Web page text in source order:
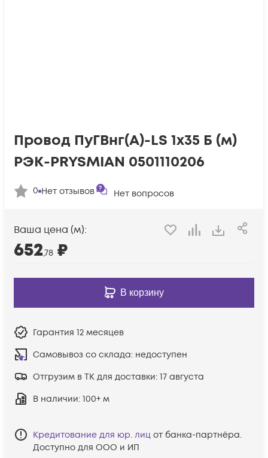
Провод ПуГВнг(А)-LS 1х35 Б (м)
РЭК-PRYSMIAN 0501110206
0 Нет отзывов Нет вопросов
Ваша цена (м):
652,78 ₽
В корзину
Гарантия 12 месяцев
Самовывоз со склада: недоступен
Отгрузим в ТК для доставки: 17 августа
В наличии: 100+ м
Кредитование для юр. лиц от банка-партнёра.
Доступно для ООО и ИП